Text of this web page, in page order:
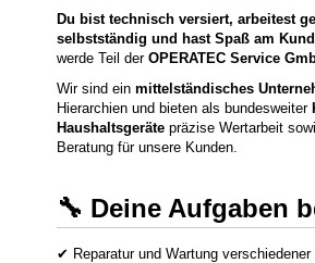
Du bist technisch versiert, arbeitest
selbstständig und hast Spaß am
werde Teil derOPERATEC Service
Wir sind einmittelständisches
Hierarchien und bieten als bundesweiter
Haushaltsgeräte präzise Wertarbeit
Beratung für unsere Kunden.
🔧 Deine Aufgaben
✔ Reparatur und Wartung